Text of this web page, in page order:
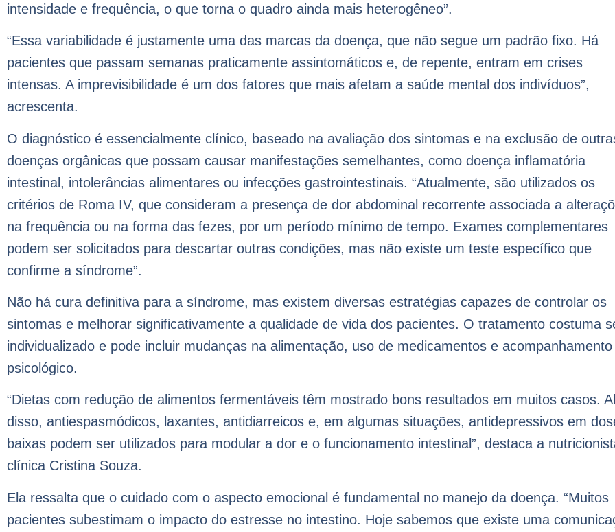
intensidade e frequência, o que torna o quadro ainda mais heterogêneo”.
“Essa variabilidade é justamente uma das marcas da doença, que não segue um padrão fixo. Há
pacientes que passam semanas praticamente assintomáticos e, de repente, entram em crises
intensas. A imprevisibilidade é um dos fatores que mais afetam a saúde mental dos indivíduos”,
acrescenta.
O diagnóstico é essencialmente clínico, baseado na avaliação dos sintomas e na exclusão de
doenças orgânicas que possam causar manifestações semelhantes, como doença inflamatória
intestinal, intolerâncias alimentares ou infecções gastrointestinais. “Atualmente, são utilizados os
critérios de Roma IV, que consideram a presença de dor abdominal recorrente associada a
na frequência ou na forma das fezes, por um período mínimo de tempo. Exames complementares
podem ser solicitados para descartar outras condições, mas não existe um teste específico que
confirme a síndrome”.
Não há cura definitiva para a síndrome, mas existem diversas estratégias capazes de controlar os
sintomas e melhorar significativamente a qualidade de vida dos pacientes. O tratamento costuma
individualizado e pode incluir mudanças na alimentação, uso de medicamentos e acompanhamento
psicológico.
“Dietas com redução de alimentos fermentáveis têm mostrado bons resultados em muitos casos.
disso, antiespasmódicos, laxantes, antidiarreicos e, em algumas situações, antidepressivos em
baixas podem ser utilizados para modular a dor e o funcionamento intestinal”, destaca a
clínica Cristina Souza.
Ela ressalta que o cuidado com o aspecto emocional é fundamental no manejo da doença. “Muitos
pacientes subestimam o impacto do estresse no intestino. Hoje sabemos que existe uma